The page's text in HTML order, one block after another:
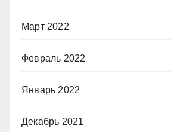
Март 2022
Февраль 2022
Январь 2022
Декабрь 2021